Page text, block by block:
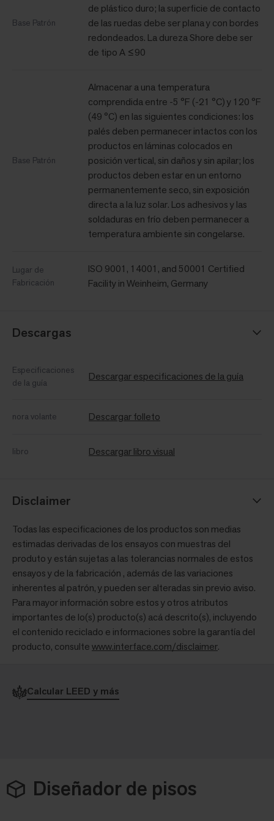
Base Patrón
de plástico duro; la superficie de contacto
de las ruedas debe ser plana y con bordes
redondeados. La dureza Shore debe ser
de tipo A ≤90
Base Patrón
Almacenar a una temperatura
comprendida entre -5 °F (-21 °C) y 120 °F
(49 °C) en las siguientes condiciones: los
palés deben permanecer intactos con los
productos en láminas colocados en
posición vertical, sin daños y sin apilar; los
productos deben estar en un entorno
permanentemente seco, sin exposición
directa a la luz solar. Los adhesivos y las
soldaduras en frío deben permanecer a
temperatura ambiente sin congelarse.
Lugar de
Fabricación
ISO 9001, 14001, and 50001 Certified
Facility in Weinheim, Germany
Descargas
Especificaciones
de la guía
Descargar especificaciones de la guía
nora volante Descargar folleto
libro Descargar libro visual
Disclaimer
Todas las especificaciones de los productos son medias
estimadas derivadas de los ensayos con muestras del
produto y están sujetas a las tolerancias normales de estos
ensayos y de la fabricación , además de las variaciones
inherentes al patrón, y pueden ser alteradas sin previo aviso.
Para mayor información sobre estos y otros atributos
importantes de lo(s) producto(s) acá descrito(s), incluyendo
el contenido reciclado e informaciones sobre la garantía del
producto, consultewww.interface.com/disclaimer.
Calcular LEED y más
Diseñador de pisos